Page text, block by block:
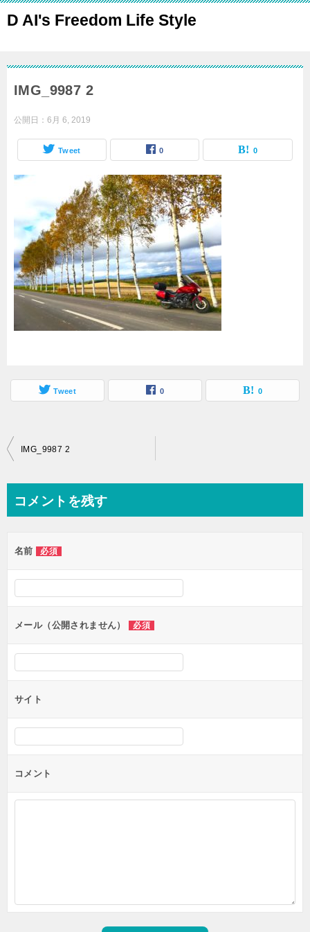
D AI's Freedom Life Style
IMG_9987 2
公開日： 6月 6, 2019
Tweet 0 0
Tweet 0 0
投
ビ
ー
シ
ン
IMG_9987 2
コメントを残す
名前 必須
メール（公開されません） 必須
サイト
コメント